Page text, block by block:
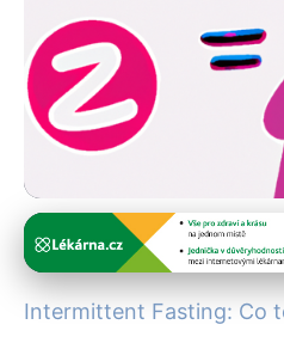
Hubnutí a diety
Intermittent
Intermittent Fasting: Co